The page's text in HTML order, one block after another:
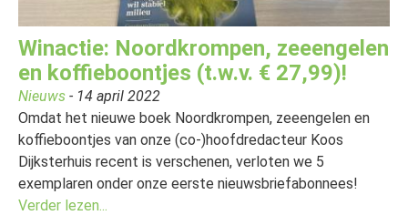
Winactie: Noordkrompen, zeeengelen
en koffieboontjes (t.w.v. € 27,99)!
Nieuws - 14 april 2022
Omdat het nieuwe boek Noordkrompen, zeeengelen en
koffieboontjes van onze (co-)hoofdredacteur Koos
Dijksterhuis recent is verschenen, verloten we 5
exemplaren onder onze eerste nieuwsbriefabonnees!
Verder lezen...